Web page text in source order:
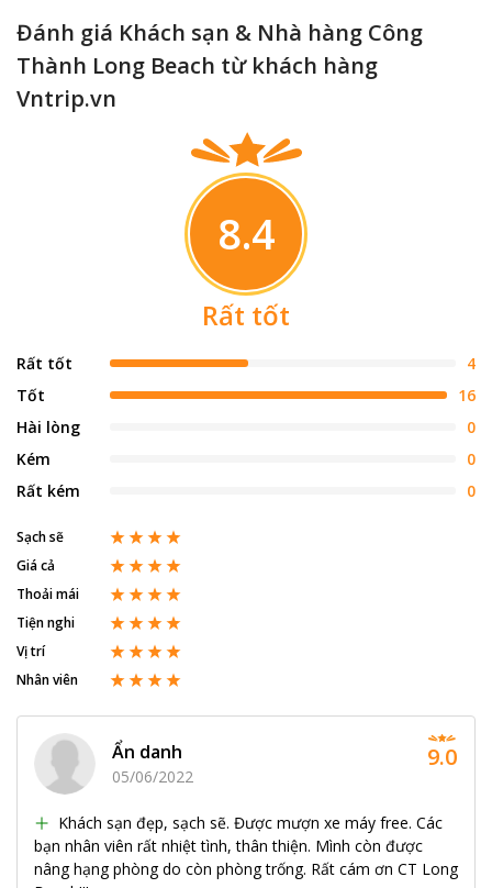
Đánh giá Khách sạn & Nhà hàng Công
Thành Long Beach từ khách hàng
Vntrip.vn
8.4
Rất tốt
Rất tốt
4
Tốt
16
Hài lòng
0
Kém
0
Rất kém
0
Sạch sẽ
Giá cả
Thoải mái
Tiện nghi
Vị trí
Nhân viên
Ẩn danh
05/06/2022
Khách sạn đẹp, sạch sẽ. Được mượn xe máy free. Các
bạn nhân viên rất nhiệt tình, thân thiện. Mình còn được
nâng hạng phòng do còn phòng trống. Rất cám ơn CT Long
9.0